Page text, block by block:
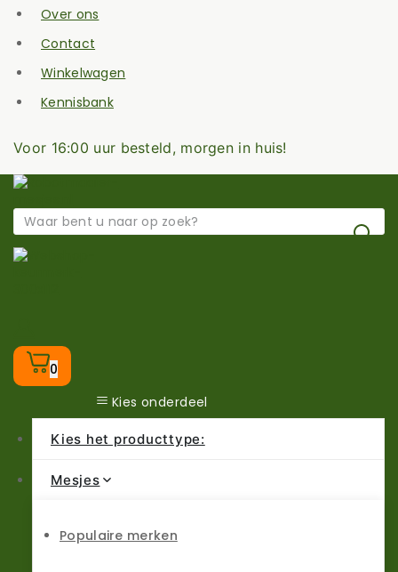
Over ons
Contact
Winkelwagen
Kennisbank
Voor 16:00 uur besteld, morgen in huis!
0
Kies onderdeel
Kies het producttype:
Mesjes
Populaire merken